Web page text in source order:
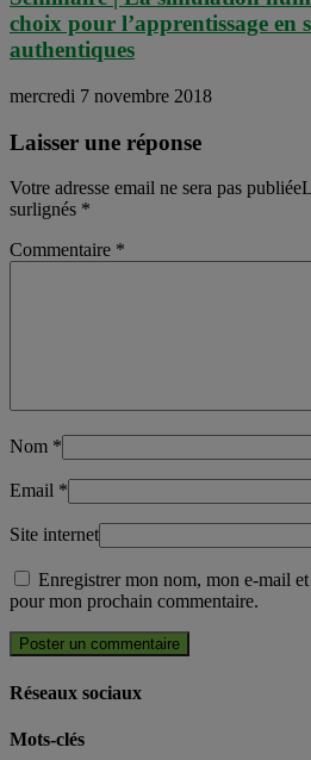
choix pour l’apprentissage en
authentiques
mercredi 7 novembre 2018
Laisser une réponse
Votre adresse email ne sera pas
surlignés *
Commentaire *
Nom *
Email *
Site internet
Enregistrer mon nom, mon e-mail
pour mon prochain commentaire.
Réseaux sociaux
Mots-clés